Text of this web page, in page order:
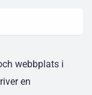
webbplats i
en